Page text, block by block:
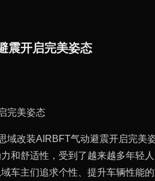
震开启完美姿态
完美姿态
域改装AIRBFT气动避震开启完美
和舒适性，受到了越来越多年轻
车主们追求个性、提升车辆性能的